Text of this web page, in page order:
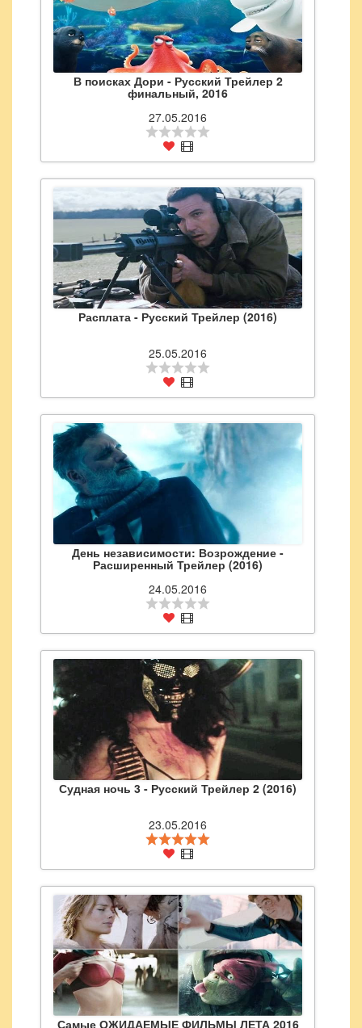
В поисках Дори - Русский Трейлер 2
финальный, 2016
27.05.2016
Расплата - Русский Трейлер (2016)
25.05.2016
День независимости: Возрождение -
Расширенный Трейлер (2016)
24.05.2016
Судная ночь 3 - Русский Трейлер 2 (2016)
23.05.2016
Самые ОЖИДАЕМЫЕ ФИЛЬМЫ ЛЕТА 2016